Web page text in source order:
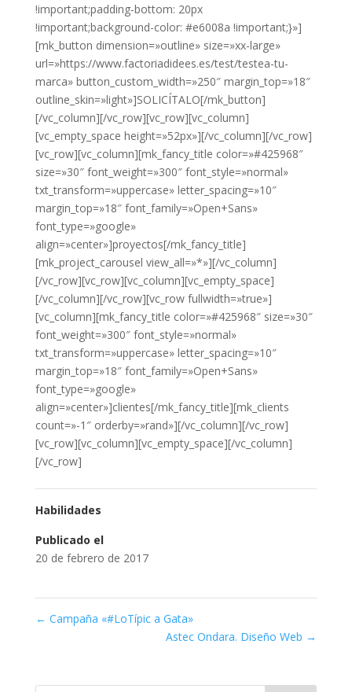
!important;padding-bottom: 20px
!important;background-color: #e6008a !important;}»]
[mk_button dimension=»outline» size=»xx-large»
url=»https://www.factoriadidees.es/test/testea-tu-
marca» button_custom_width=»250″ margin_top=»18″
outline_skin=»light»]SOLICÍTALO[/mk_button]
[/vc_column][/vc_row][vc_row][vc_column]
[vc_empty_space height=»52px»][/vc_column][/vc_row]
[vc_row][vc_column][mk_fancy_title color=»#425968″
size=»30″ font_weight=»300″ font_style=»normal»
txt_transform=»uppercase» letter_spacing=»10″
margin_top=»18″ font_family=»Open+Sans»
font_type=»google»
align=»center»]proyectos[/mk_fancy_title]
[mk_project_carousel view_all=»*»][/vc_column]
[/vc_row][vc_row][vc_column][vc_empty_space]
[/vc_column][/vc_row][vc_row fullwidth=»true»]
[vc_column][mk_fancy_title color=»#425968″ size=»30″
font_weight=»300″ font_style=»normal»
txt_transform=»uppercase» letter_spacing=»10″
margin_top=»18″ font_family=»Open+Sans»
font_type=»google»
align=»center»]clientes[/mk_fancy_title][mk_clients
count=»-1″ orderby=»rand»][/vc_column][/vc_row]
[vc_row][vc_column][vc_empty_space][/vc_column]
[/vc_row]
Habilidades
Publicado el
20 de febrero de 2017
← Campaña «#LoTípic a Gata»
Astec Ondara. Diseño Web →